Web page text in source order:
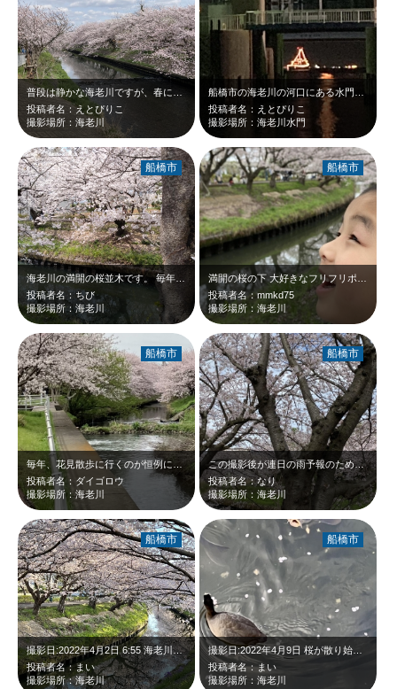
投稿者名：えとぴりこ
撮影場所：海老川
投稿者名：えとぴりこ
撮影場所：海老川水門
海老川の満開の桜並木です。 毎年楽しみにしています。
投稿者名：ちび
撮影場所：海老川
船橋市
投稿者名：mmkd75
撮影場所：海老川
船橋市
毎年、花見散歩に行くのが恒例になっています。今年は、出店も賑わっていました。春…
投稿者名：ダイゴロウ
撮影場所：海老川
船橋市
この撮影後が連日の雨予報のため、桜が散る前に撮影出来て良かったです。海老川にか…
投稿者名：なり
撮影場所：海老川
船橋市
撮影日:2022年4月2日 6:55 海老川沿いの桜が満開でした。
投稿者名：まい
撮影場所：海老川
船橋市
撮影日:2022年4月9日 桜が散り始め、水面に漂っている花びらと鴨と鯉×2…
投稿者名：まい
撮影場所：海老川
船橋市